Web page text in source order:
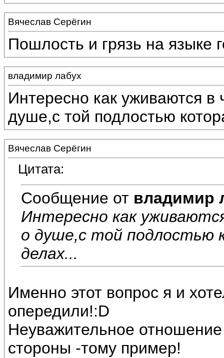
Вячеслав Серёгин
Пошлость и грязь на языке
владимир лабух
Интересно как уживаются
душе,с той подлостью
Вячеслав Серёгин
Цитата:
Сообщение от владимир
Интересно как
о душе,с той подлостью
делах...
Именно этот вопрос я и
опередили!:D
Неуважительное
стороны -тому пример!